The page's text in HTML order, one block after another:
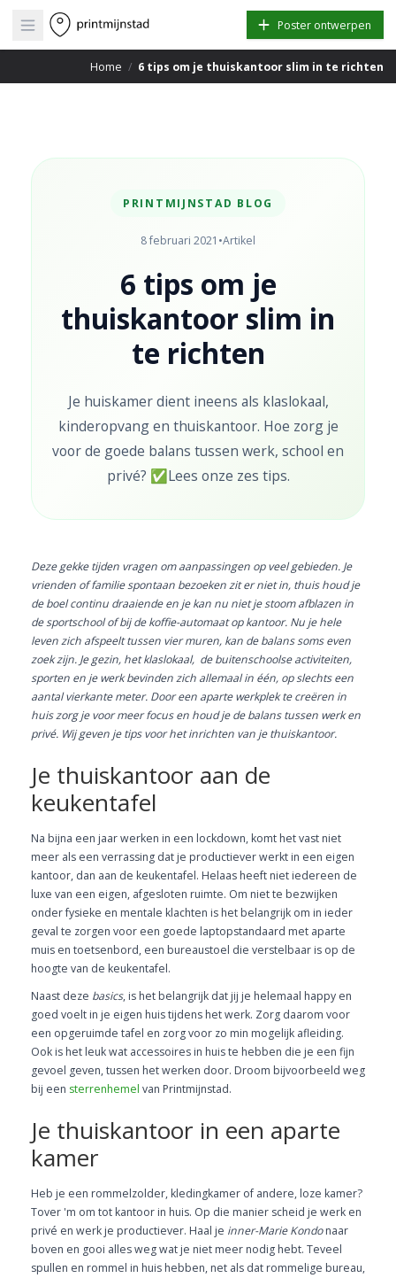
Open main menu Poster ontwerpen
Home / 6 tips om je thuiskantoor slim in te richten
PRINTMIJNSTAD BLOG
8 februari 2021 •Artikel
6 tips om je
thuiskantoor slim in
te richten
Je huiskamer dient ineens als klaslokaal,
kinderopvang en thuiskantoor. Hoe zorg je
voor de goede balans tussen werk, school en
privé? ✅Lees onze zes tips.
Deze gekke tijden vragen om aanpassingen op veel gebieden. Je
vrienden of familie spontaan bezoeken zit er niet in, thuis houd je
de boel continu draaiende en je kan nu niet je stoom afblazen in
de sportschool of bij de koffie-automaat op kantoor. Nu je hele
leven zich afspeelt tussen vier muren, kan de balans soms even
zoek zijn. Je gezin, het klaslokaal, de buitenschoolse activiteiten,
sporten en je werk bevinden zich allemaal in één, op slechts een
aantal vierkante meter. Door een aparte werkplek te creëren in
huis zorg je voor meer focus en houd je de balans tussen werk en
privé. Wij geven je tips voor het inrichten van je thuiskantoor.
Je thuiskantoor aan de
keukentafel
Na bijna een jaar werken in een lockdown, komt het vast niet
meer als een verrassing dat je productiever werkt in een eigen
kantoor, dan aan de keukentafel. Helaas heeft niet iedereen de
luxe van een eigen, afgesloten ruimte. Om niet te bezwijken
onder fysieke en mentale klachten is het belangrijk om in ieder
geval te zorgen voor een goede laptopstandaard met aparte
muis en toetsenbord, een bureaustoel die verstelbaar is op de
hoogte van de keukentafel.
Naast deze basics, is het belangrijk dat jij je helemaal happy en
goed voelt in je eigen huis tijdens het werk. Zorg daarom voor
een opgeruimde tafel en zorg voor zo min mogelijk afleiding.
Ook is het leuk wat accessoires in huis te hebben die je een fijn
gevoel geven, tussen het werken door. Droom bijvoorbeeld weg
bij een sterrenhemel van Printmijnstad.
Je thuiskantoor in een aparte
kamer
Heb je een rommelzolder, kledingkamer of andere, loze kamer?
Tover 'm om tot kantoor in huis. Op die manier scheid je werk en
privé en werk je productiever. Haal je inner-Marie Kondonaar
boven en gooi alles weg wat je niet meer nodig hebt. Teveel
spullen en rommel in huis hebben, net als dat rommelige bureau,